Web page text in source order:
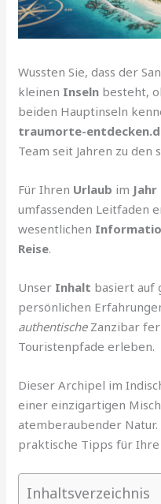
Wussten Sie, dass der
kleinen Inseln besteht,
beiden Hauptinseln
traumorte-
Team seit Jahren zu den
Für Ihren Urlaub im Jahr
umfassenden Leitfaden
wesentlichen
Reise.
Unser Inhalt basiert auf
persönlichen
authentischeZanzibar
Touristenpfade erleben.
Dieser Archipel im
einer einzigartigen
atemberaubender Natur.
praktische Tipps für Ihre
Inhaltsverzeichnis